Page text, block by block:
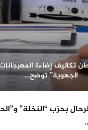
تكاليف إضاءة
الجهوية” توضح…
بحزب “النخلة”